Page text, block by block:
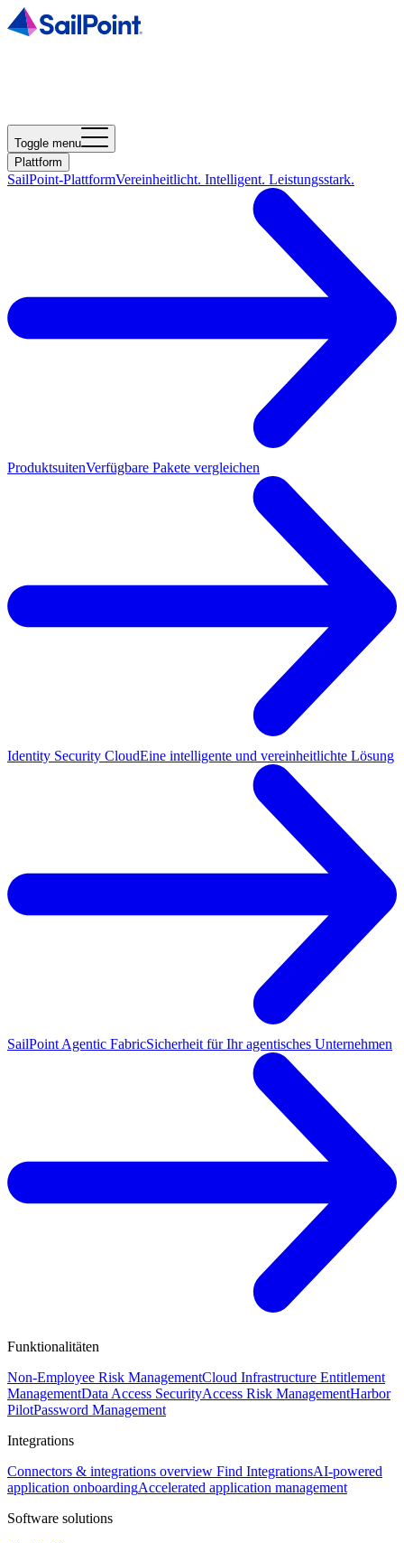
Toggle menu
Plattform
SailPoint-PlattformVereinheitlicht. Intelligent. Leistungsstark.
ProduktsuitenVerfügbare Pakete vergleichen
Identity Security CloudEine intelligente und vereinheitlichte Lösung
SailPoint Agentic FabricSicherheit für Ihr agentisches Unternehmen
Funktionalitäten
Non-Employee Risk ManagementCloud Infrastructure Entitlement
ManagementData Access SecurityAccess Risk ManagementHarbor
PilotPassword Management
Integrations
Connectors & integrations overview Find IntegrationsAI-powered
application onboardingAccelerated application management
Software solutions